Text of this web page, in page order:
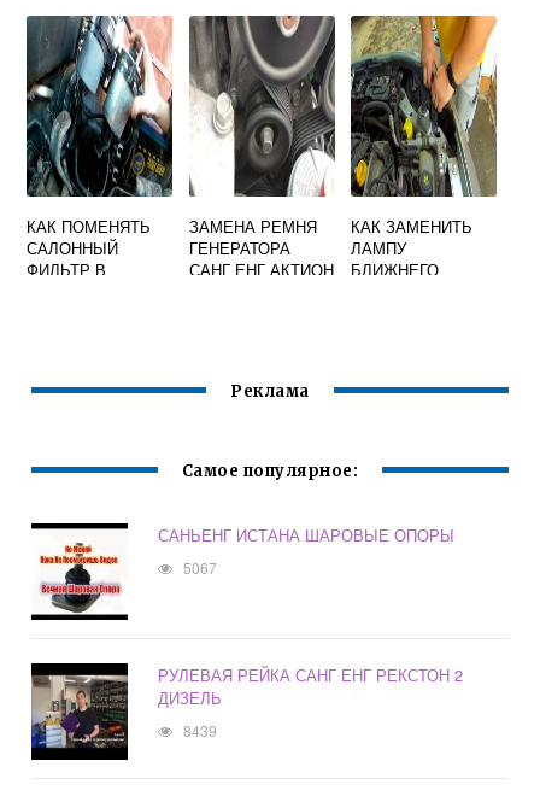
КАК ПОМЕНЯТЬ
САЛОННЫЙ
ФИЛЬТР В
ЗАМЕНА РЕМНЯ
ГЕНЕРАТОРА
САНГ ЕНГ АКТИОН
КАК ЗАМЕНИТЬ
ЛАМПУ
БЛИЖНЕГО
Реклама
Самое популярное:
САНЬЕНГ ИСТАНА ШАРОВЫЕ ОПОРЫ
5067
РУЛЕВАЯ РЕЙКА САНГ ЕНГ РЕКСТОН 2
ДИЗЕЛЬ
8439